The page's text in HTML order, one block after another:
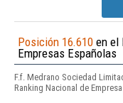
Posición 16.610 en el
Empresas Españolas
F.f. Medrano Sociedad
Ranking Nacional de